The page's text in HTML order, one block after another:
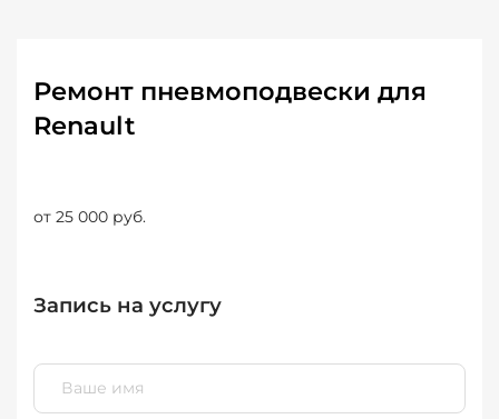
Ремонт пневмоподвески для
Renault
от 25 000 руб.
Запись на услугу